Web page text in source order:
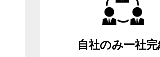
自社のみ一社